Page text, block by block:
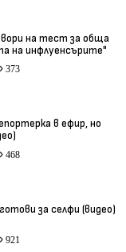
на тест за обща
на инфлуенсърите"
373
в ефир, но
468
за селфи (видео)
921